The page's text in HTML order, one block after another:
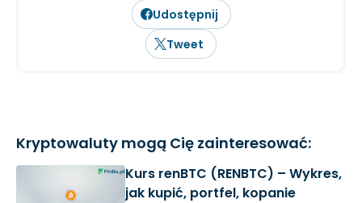
Udostępnij
Tweet
Kryptowaluty mogą Cię zainteresować:
Kurs renBTC (RENBTC) – Wykres,
jak kupić, portfel, kopanie